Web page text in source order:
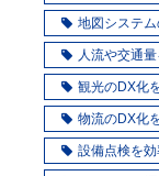
地図システ
人流や交通
観光のDX化
物流のDX化
設備点検を